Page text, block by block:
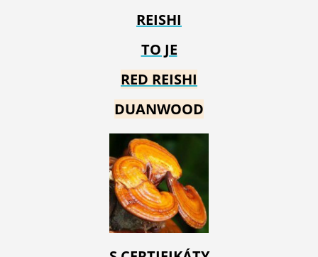
REISHI
TO JE
RED REISHI
DUANWOOD